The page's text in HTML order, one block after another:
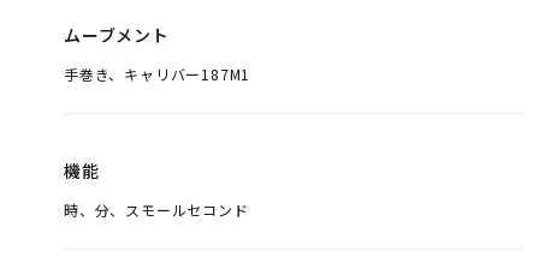
ムーブメント
手巻き、キャリバー187M1
機能
時、分、スモールセコンド